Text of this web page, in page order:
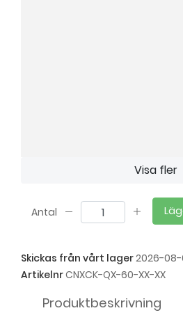
Visa fler
Antal
Skickas från vårt lager2026-08-
ArtikelnrCNXCK-QX-60-XX-XX
Produktbeskrivning